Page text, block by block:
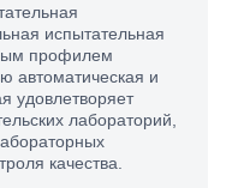
испытательная
профилем
автоматическая и
удовлетворяет
лабораторий,
качества.